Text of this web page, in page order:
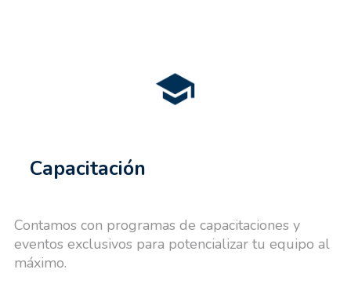
Capacitación
Contamos con programas de capacitaciones y
eventos exclusivos para potencializar tu equipo al
máximo.